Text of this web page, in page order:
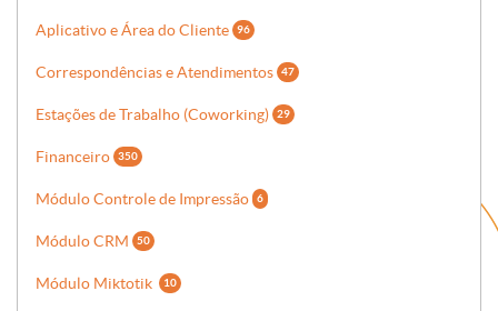
Aplicativo e Área do Cliente 96
Correspondências e Atendimentos 47
Estações de Trabalho (Coworking) 29
Financeiro 350
Módulo Controle de Impressão 6
Módulo CRM 50
Módulo Miktotik 10